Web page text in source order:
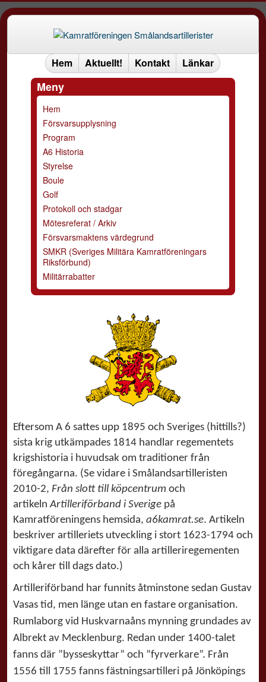
Hem Aktuellt! Kontakt Länkar
Meny
Hem
Försvarsupplysning
Program
A6 Historia
Styrelse
Boule
Golf
Protokoll och stadgar
Mötesreferat / Arkiv
Försvarsmaktens värdegrund
SMKR (Sveriges Militära Kamratföreningars
Riksförbund)
Militärrabatter
Eftersom A 6 sattes upp 1895 och Sveriges (hittills?)
sista krig utkämpades 1814 handlar regementets
krigshistoria i huvudsak om traditioner från
föregångarna. (Se vidare i Smålandsartilleristen
2010-2, Från slott till köpcentrum och
artikelnArtilleriförband i Sverige på
Kamratföreningens hemsida, a6kamrat.se. Artikeln
beskriver artilleriets utveckling i stort 1623-1794 och
viktigare data därefter för alla artilleriregementen
och kårer till dags dato.)
Artilleriförband har funnits åtminstone sedan Gustav
Vasas tid, men länge utan en fastare organisation.
Rumlaborg vid Huskvarnaåns mynning grundades av
Albrekt av Mecklenburg. Redan under 1400-talet
fanns där ”bysseskyttar” och ”fyrverkare”. Från
1556 till 1755 fanns fästningsartilleri på Jönköpings